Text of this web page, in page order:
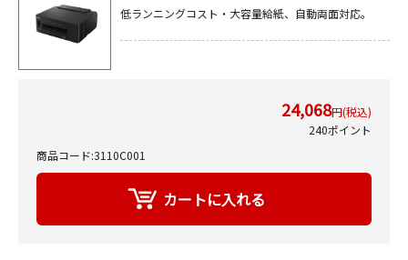
低ランニングコスト・大容量給紙、自動両面対応。
24,068円(税込)
240ポイント
商品コード:3110C001